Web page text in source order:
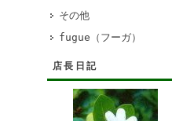
その他
fugue（フーガ）
店長日記